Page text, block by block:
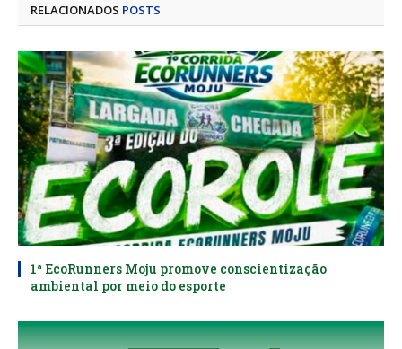
RELACIONADOS POSTS
1ª EcoRunners Moju promove conscientização
ambiental por meio do esporte